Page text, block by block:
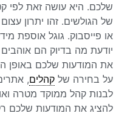
שלכם. היא עושה זאת לפי
של הגולשים. זהו יתרון
או פייסבוק. גוגל אוספת
יודעת מה בדיוק הם
על בחירה של קהלים,
לבנות קהל ממוקד מטרה
להציג את המודעות שלכם